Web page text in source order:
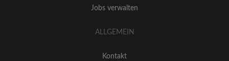
Jobs verwalten
ALLGEMEIN
Kontakt